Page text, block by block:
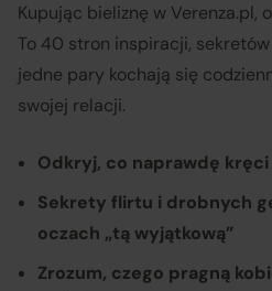
Kupując bieliznę w Verenza.pl,
To 40 stron inspiracji,
jedne pary kochają się
swojej relacji.
Odkryj, co naprawdę
Sekrety flirtu i drobnych
oczach „tą wyjątkową”
Zrozum, czego pragną